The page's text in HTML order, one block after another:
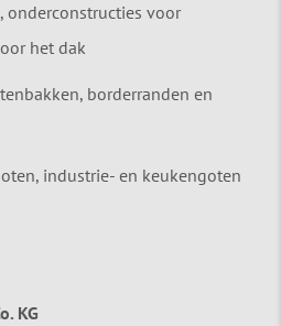
onderconstructies voor
het dak
borderranden en
industrie- en keukengoten
KG